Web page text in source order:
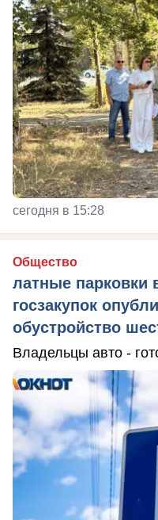
сегодня в 15:28
Общество
латные парковки
госзакупок
обустройство
Владельцы авто -